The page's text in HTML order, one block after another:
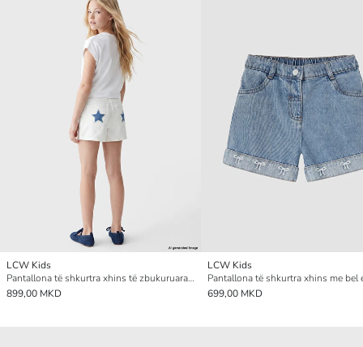
LCW Kids
Pantallona të shkurtra xhins të zbukuruara me gurë vezullues për vajza
899,00 MKD
LCW Kids
699,00 MKD